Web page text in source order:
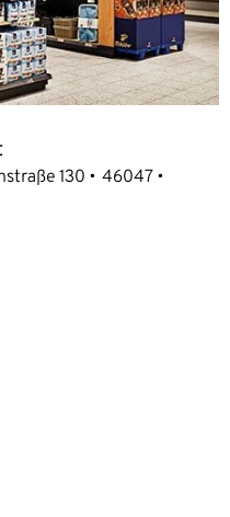
130
46047